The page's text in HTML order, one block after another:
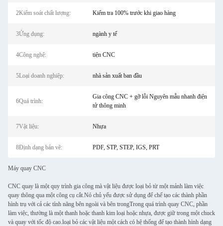
2Kiểm soát chất lượng: Kiểm tra 100% trước khi giao hàng
3Ứng dụng: ngành y tế
4Công nghệ: tiện CNC
5Loại doanh nghiệp: nhà sản xuất ban đầu
6Quá trình:
Gia công CNC + gỡ lỗi Nguyên mẫu nhanh điện
tử thông minh
7Vật liệu: Nhựa
8Định dạng bản vẽ: PDF, STP, STEP, IGS, PRT
Máy quay CNC
CNC quay là một quy trình gia công mà vật liệu được loại bỏ từ một mảnh làm việc
quay thông qua một công cụ cắt.Nó chủ yếu được sử dụng để chế tạo các thành phần
hình trụ với cả các tính năng bên ngoài và bên trongTrong quá trình quay CNC, phần
làm việc, thường là một thanh hoặc thanh kim loại hoặc nhựa, được giữ trong một chuck
và quay với tốc độ cao.loại bỏ các vật liệu một cách có hệ thống để tạo thành hình dạng